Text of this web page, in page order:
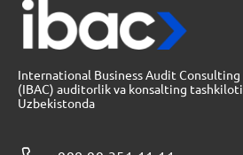
International Business Audit Consulting
(IBAC) auditorlik va konsalting tashkiloti
Uzbekistonda